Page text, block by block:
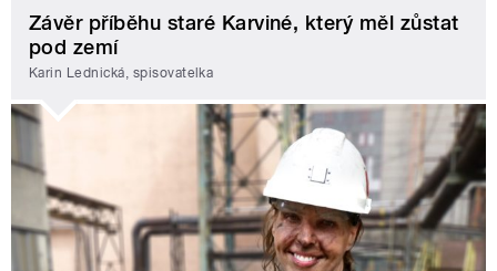
Závěr příběhu staré Karviné, který měl zůstat
pod zemí
Karin Lednická, spisovatelka